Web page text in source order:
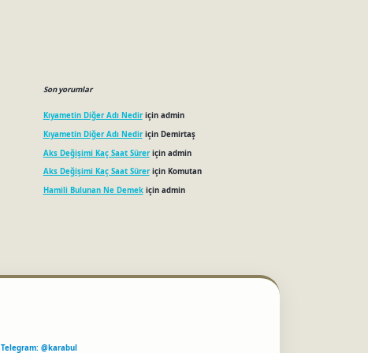
Son yorumlar
Kıyametin Diğer Adı Nediriçin admin
Kıyametin Diğer Adı Nediriçin Demirtaş
Aks Değişimi Kaç Saat Süreriçin admin
Aks Değişimi Kaç Saat Süreriçin Komutan
Hamili Bulunan Ne Demekiçin admin
Telegram: @karabul